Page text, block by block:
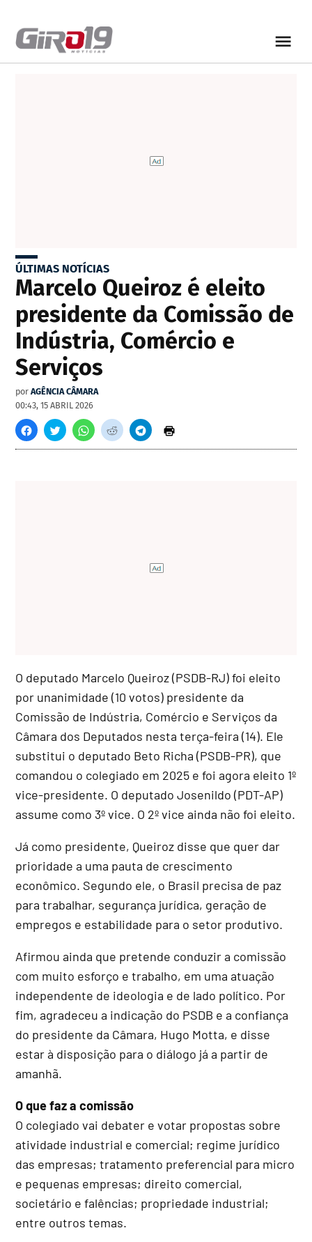
ÚLTIMAS NOTÍCIAS
Marcelo Queiroz é eleito
presidente da Comissão de
Indústria, Comércio e
Serviços
por AGÊNCIA CÂMARA
00:43, 15 ABRIL 2026
O deputado Marcelo Queiroz (PSDB-RJ) foi eleito
por unanimidade (10 votos) presidente da
Comissão de Indústria, Comércio e Serviços da
Câmara dos Deputados nesta terça-feira (14). Ele
substitui o deputado Beto Richa (PSDB-PR), que
comandou o colegiado em 2025 e foi agora eleito 1º
vice-presidente. O deputado Josenildo (PDT-AP)
assume como 3º vice. O 2º vice ainda não foi eleito.
Já como presidente, Queiroz disse que quer dar
prioridade a uma pauta de crescimento
econômico. Segundo ele, o Brasil precisa de paz
para trabalhar, segurança jurídica, geração de
empregos e estabilidade para o setor produtivo.
Afirmou ainda que pretende conduzir a comissão
com muito esforço e trabalho, em uma atuação
independente de ideologia e de lado político. Por
fim, agradeceu a indicação do PSDB e a confiança
do presidente da Câmara, Hugo Motta, e disse
estar à disposição para o diálogo já a partir de
amanhã.
O que faz a comissão
O colegiado vai debater e votar propostas sobre
atividade industrial e comercial; regime jurídico
das empresas; tratamento preferencial para micro
e pequenas empresas; direito comercial,
societário e falências; propriedade industrial;
entre outros temas.